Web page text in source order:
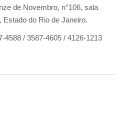
de Novembro, n°106, sala
Estado do Rio de Janeiro.
4588 / 3587-4605 / 4126-1213